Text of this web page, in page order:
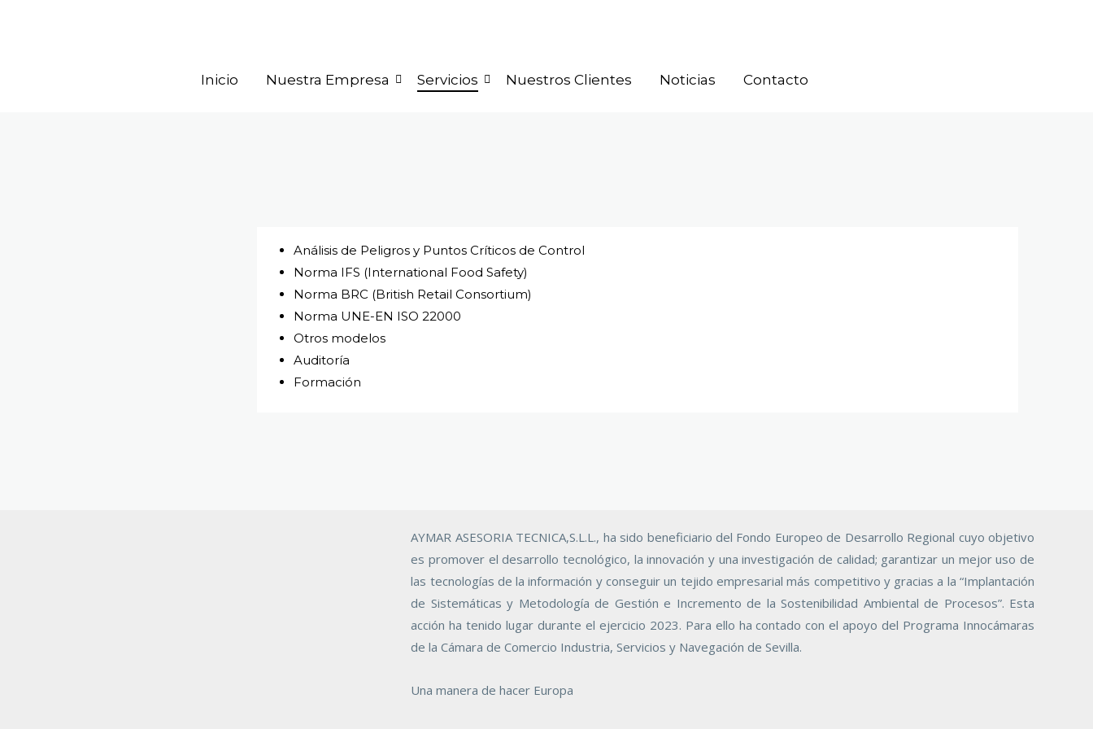
Inicio
Nuestra Empresa Servicios Nuestros Clientes Noticias Contacto
Análisis de Peligros y Puntos Críticos de Control
Norma IFS (International Food Safety)
Norma BRC (British Retail Consortium)
Norma UNE-EN ISO 22000
Otros modelos
Auditoría
Formación
AYMAR ASESORIA TECNICA,S.L.L., ha sido beneficiario del Fondo Europeo de Desarrollo Regional cuyo objetivo
es promover el desarrollo tecnológico, la innovación y una investigación de calidad; garantizar un mejor uso de
las tecnologías de la información y conseguir un tejido empresarial más competitivo y gracias a la “Implantación
de Sistemáticas y Metodología de Gestión e Incremento de la Sostenibilidad Ambiental de Procesos”. Esta
acción ha tenido lugar durante el ejercicio 2023. Para ello ha contado con el apoyo del Programa Innocámaras
de la Cámara de Comercio Industria, Servicios y Navegación de Sevilla.
Una manera de hacer Europa